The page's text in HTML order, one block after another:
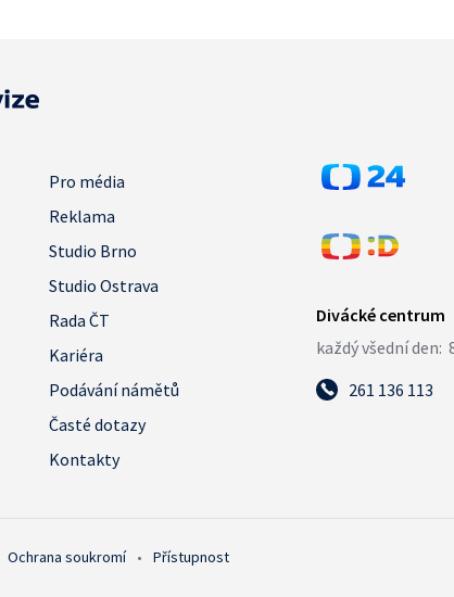
Pro média
Reklama
Studio Brno
Studio Ostrava
Rada ČT
Kariéra
Podávání námětů
Časté dotazy
Kontakty
261 136 113
Ochrana soukromí • Přístupnost